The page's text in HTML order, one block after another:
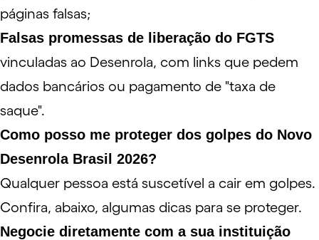
páginas falsas;
Falsas promessas de liberação do FGTS
vinculadas ao Desenrola, com links que pedem
dados bancários ou pagamento de "taxa de
saque".
Como posso me proteger dos golpes do Novo
Desenrola Brasil 2026?
Qualquer pessoa está suscetível a cair em golpes.
Confira, abaixo, algumas dicas para se proteger.
Negocie diretamente com a sua instituição